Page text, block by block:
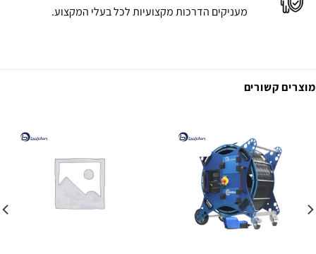
מעניקים הדרכות מקצועיות לכל בעלי המקצוע.
מוצרים קשורים